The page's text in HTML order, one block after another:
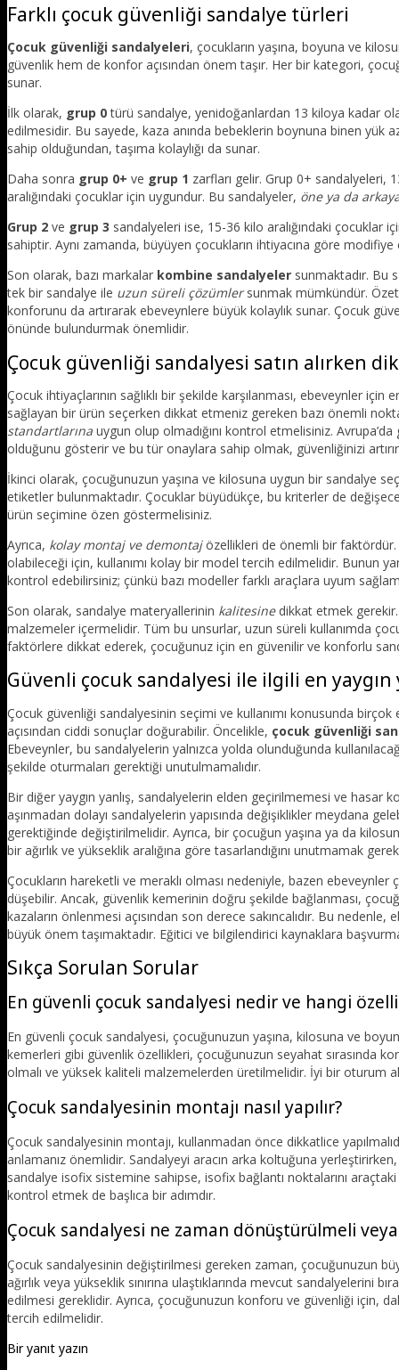
Farklı çocuk güvenliği sandalye türleri
Çocuk güvenliği sandalyeleri, çocukların yaşına, boyuna ve
güvenlik hem de konfor açısından önem taşır. Her bir kategori,
sunar.
İlk olarak, grup 0türü sandalye, yenidoğanlardan 13 kiloya kadar
edilmesidir. Bu sayede, kaza anında bebeklerin boynuna binen yük
sahip olduğundan, taşıma kolaylığı da sunar.
Daha sonra grup 0+ ve grup 1 zarfları gelir. Grup 0+ sandalyeleri,
aralığındaki çocuklar için uygundur. Bu sandalyeler, öne ya da
Grup 2 ve grup 3 sandalyeleri ise, 15-36 kilo aralığındaki çocuklar
sahiptir. Aynı zamanda, büyüyen çocukların ihtiyacına göre
Son olarak, bazı markalar kombine sandalyeler sunmaktadır. Bu
tek bir sandalye ile uzun süreli çözümlersunmak mümkündür.
konforunu da artırarak ebeveynlere büyük kolaylık sunar. Çocuk
önünde bulundurmak önemlidir.
Çocuk güvenliği sandalyesi satın alırken
Çocuk ihtiyaçlarının sağlıklı bir şekilde karşılanması, ebeveynler
sağlayan bir ürün seçerken dikkat etmeniz gereken bazı önemli
standartlarına uygun olup olmadığını kontrol etmelisiniz.
olduğunu gösterir ve bu tür onaylara sahip olmak, güvenliğinizi
İkinci olarak, çocuğunuzun yaşına ve kilosuna uygun bir sandalye
etiketler bulunmaktadır. Çocuklar büyüdükçe, bu kriterler de
ürün seçimine özen göstermelisiniz.
Ayrıca, kolay montaj ve demontajözellikleri de önemli bir faktördür.
olabileceği için, kullanımı kolay bir model tercih edilmelidir. Bunun
kontrol edebilirsiniz; çünkü bazı modeller farklı araçlara uyum
Son olarak, sandalye materyallerinin kalitesinedikkat etmek gerekir.
malzemeler içermelidir. Tüm bu unsurlar, uzun süreli kullanımda
faktörlere dikkat ederek, çocuğunuz için en güvenilir ve konforlu
Güvenli çocuk sandalyesi ile ilgili en yaygın
Çocuk güvenliği sandalyesinin seçimi ve kullanımı konusunda birçok
açısından ciddi sonuçlar doğurabilir. Öncelikle, çocuk güvenliği
Ebeveynler, bu sandalyelerin yalnızca yolda olunduğunda
şekilde oturmaları gerektiği unutulmamalıdır.
Bir diğer yaygın yanlış, sandalyelerin elden geçirilmemesi ve hasar
aşınmadan dolayı sandalyelerin yapısında değişiklikler meydana
gerektiğinde değiştirilmelidir. Ayrıca, bir çocuğun yaşına ya da
bir ağırlık ve yükseklik aralığına göre tasarlandığını unutmamak
Çocukların hareketli ve meraklı olması nedeniyle, bazen
düşebilir. Ancak, güvenlik kemerinin doğru şekilde bağlanması,
kazaların önlenmesi açısından son derece sakıncalıdır. Bu nedenle,
büyük önem taşımaktadır. Eğitici ve bilgilendirici kaynaklara
Sıkça Sorulan Sorular
En güvenli çocuk sandalyesi nedir ve hangi
En güvenli çocuk sandalyesi, çocuğunuzun yaşına, kilosuna ve
kemerleri gibi güvenlik özellikleri, çocuğunuzun seyahat sırasında
olmalı ve yüksek kaliteli malzemelerden üretilmelidir. İyi bir oturum
Çocuk sandalyesinin montajı nasıl yapılır?
Çocuk sandalyesinin montajı, kullanmadan önce dikkatlice
anlamanız önemlidir. Sandalyeyi aracın arka koltuğuna
sandalye isofix sistemine sahipse, isofix bağlantı noktalarını
kontrol etmek de başlıca bir adımdır.
Çocuk sandalyesi ne zaman dönüştürülmeli
Çocuk sandalyesinin değiştirilmesi gereken zaman, çocuğunuzun
ağırlık veya yükseklik sınırına ulaştıklarında mevcut sandalyelerini
edilmesi gereklidir. Ayrıca, çocuğunuzun konforu ve güvenliği için,
tercih edilmelidir.
Bir yanıt yazın